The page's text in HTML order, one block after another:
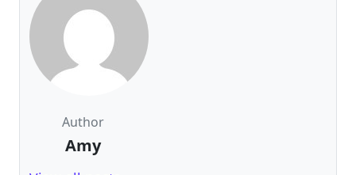
Author
Amy